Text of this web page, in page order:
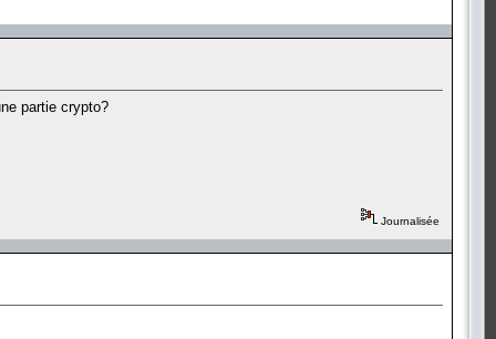
partie crypto?
Journalisée